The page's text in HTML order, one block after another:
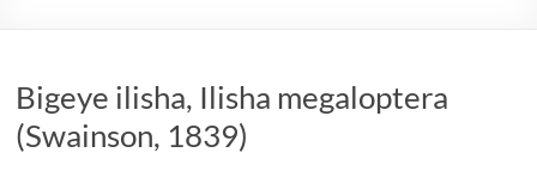
Bigeye ilisha, Ilisha megaloptera
(Swainson, 1839)